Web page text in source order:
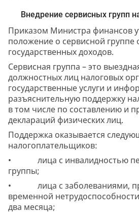
Внедрение сервисных групп
Приказом Министра финансов
положение о сервисной группе
государственных доходов.
Сервисная группа – это
должностных лиц налоговых
государственные услуги и
разъяснительную поддержку
в том числе по составлению и
деклараций физических лиц.
Поддержка оказывается
налогоплательщиков:
• лица с инвалидностью
группы;
• лица с заболеваниями,
временной
два месяца;